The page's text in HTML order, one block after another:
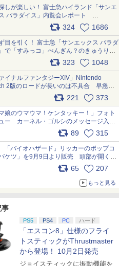
しが楽しい！ 富士急ハイランド「サンエ
パラダイス」内覧会レポート
324 1686
目を引く！ 富士急「サンエックス パラダ
で「すみっコ」ぺんぎん？のきゅうりド
を食べてみた イラストそのままのメニュ
に挑戦。これが意外にもおいしい
Kgl04hZaeg
323 1048
ァイナルファンタジーXIV」Nintendo
2版のロードが長いのは不具合 早急に
プデートできるよう対応中221 373
マ娘のウマウマ！ケンタッキー！」フォト
ー カーネル・ゴルシのメッセージ入り
ケージや描き下ろしトレカなどが登場
89 315
「バイオハザード」リッカーのポップコ
ケツ」を9月9日より販売 頭部が開く仕
。味は恐怖を堪のう「味噌フレーバー」
65 207
もっと見る
事
PS5 PS4 PC ハード
「エスコン8」仕様のフライ
トスティックがThrustmaster
から登場！ 10月2日発売
ジョイスティックに振動機能を